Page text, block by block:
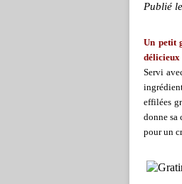
Publié le
Un petit
délicieux
Servi
effilées
donne sa
pour un